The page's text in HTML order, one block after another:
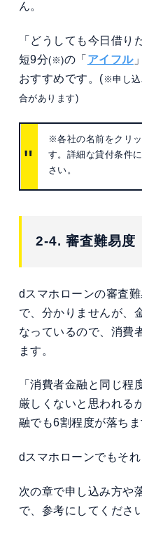
ん。
「どうしても今日借り
短9分(※)の「 アイフル
おすすめです。( ※申し込
合があります)
※各社の名前をクリ
す。詳細な貸付条件
さい。
2-4. 審査難易度
dスマホローンの審査
で、分かりませんが、
なっているので、消費
ます。
「消費者金融と同じ程
厳しくないと思われる
融でも6割程度が落ちま
dスマホローンでもそ
次の章で申し込み方や
で、参考にしてくださ